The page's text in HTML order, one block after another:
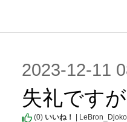
2023-12-11
失礼です
(0) いいね！ |